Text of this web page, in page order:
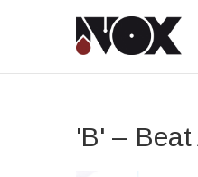
'B' –